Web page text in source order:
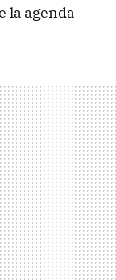
la agenda